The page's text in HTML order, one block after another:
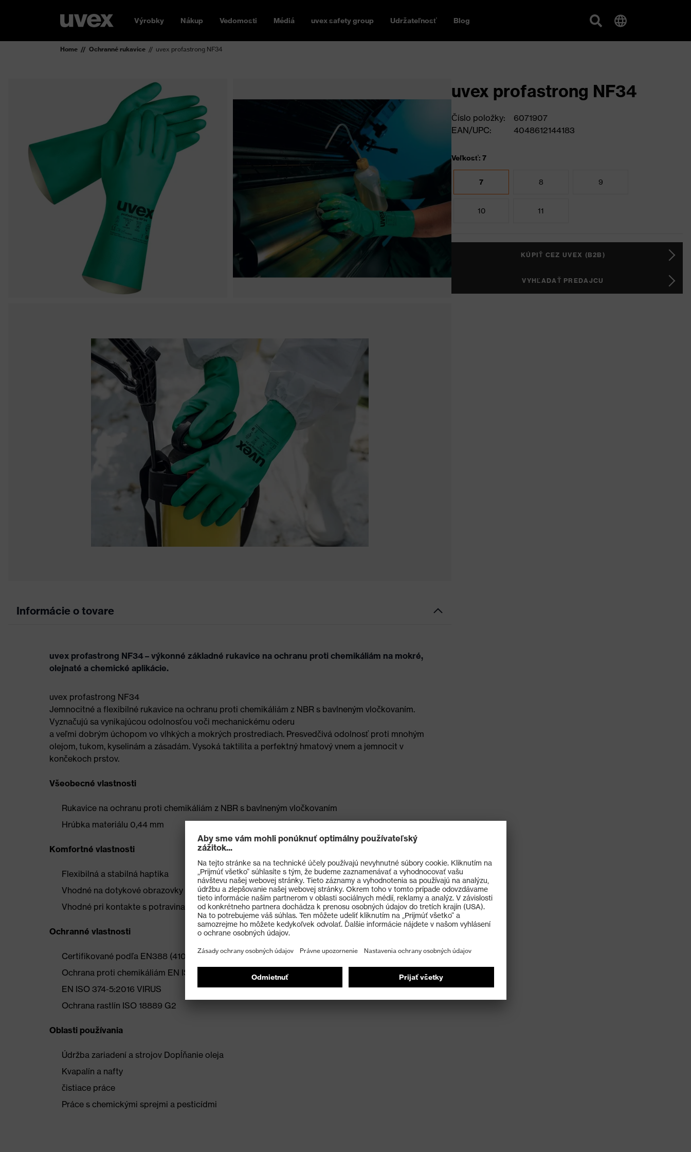
Výrobky Nákup Vedomosti Médiá uvex safety group Udržateľnosť Blog
Home Ochranné rukavice uvex profastrong NF34
Informácie o tovare
uvex profastrong NF34 – výkonné základné rukavice na ochranu proti chemikáliám na mokré,
olejnaté a chemické aplikácie.
uvex profastrong NF34
Jemnocitné a flexibilné rukavice na ochranu proti chemikáliám z NBR s bavlneným vločkovaním.
Vyznačujú sa vynikajúcou odolnosťou voči mechanickému oderu
a veľmi dobrým úchopom vo vlhkých a mokrých prostrediach. Presvedčivá odolnosť proti mnohým
olejom, tukom, kyselinám a zásadám. Vysoká taktilita a perfektný hmatový vnem a jemnocit v
končekoch prstov.
Všeobecné vlastnosti
Rukavice na ochranu proti chemikáliám z NBR s bavlneným vločkovaním
Hrúbka materiálu 0,44 mm
Komfortné vlastnosti
Flexibilná a stabilná haptika
Vhodné na dotykové obrazovky
Vhodné pri kontakte s potravinami
Ochranné vlastnosti
Certifikované podľa EN388 (4101X)
Ochrana proti chemikáliám EN ISO 374-1/typ A (AJKLOPT)
EN ISO 374-5:2016 VIRUS
Ochrana rastlín ISO 18889 G2
Oblasti používania
Údržba zariadení a strojov Dopĺňanie oleja
Kvapalín a nafty
čistiace práce
Práce s chemickými sprejmi a pesticídmi
uvex profastrong NF34
Číslo položky:
6071907
EAN/UPC:
4048612144183
Veľkosť: 7
7 8 9
10 11
KÚPIŤ CEZ UVEX (B2B)
VYHĽADAŤ PREDAJCU